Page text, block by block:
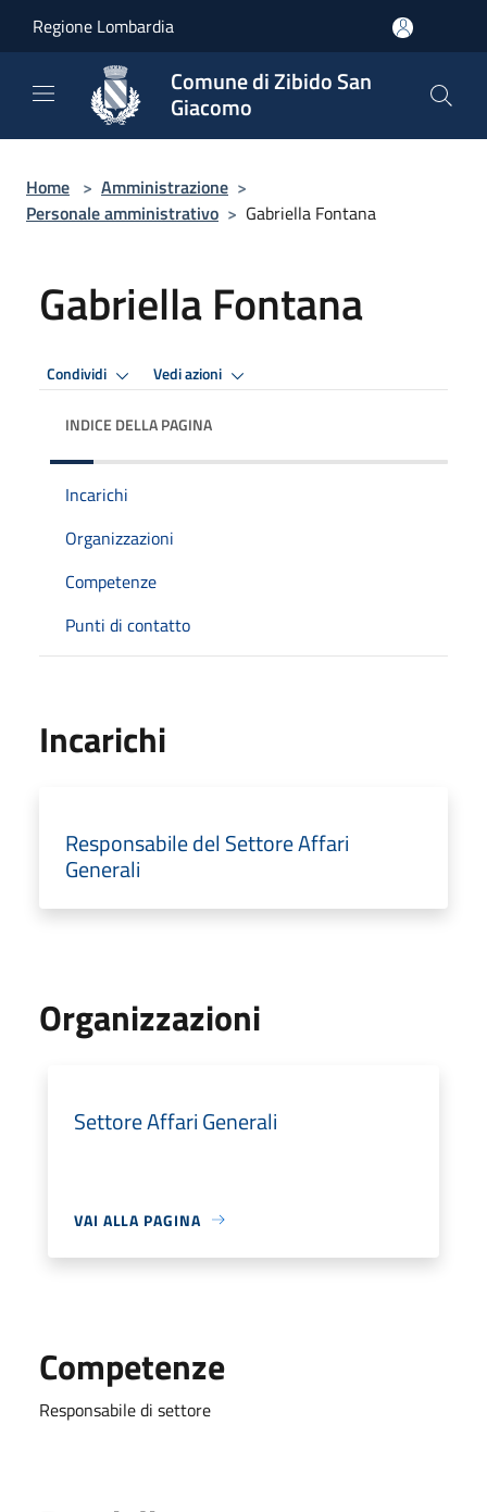
Regione Lombardia
Comune di Zibido San
Giacomo
Home > Amministrazione >
Personale amministrativo > Gabriella Fontana
Gabriella Fontana
Condividi Vedi azioni
INDICE DELLA PAGINA
Incarichi
Organizzazioni
Competenze
Punti di contatto
Incarichi
Responsabile del Settore Affari
Generali
Organizzazioni
Settore Affari Generali
VAI ALLA PAGINA
Competenze
Responsabile di settore